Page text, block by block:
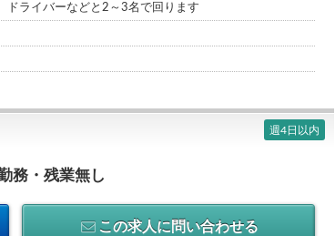
ドライバーなどと2～3名で回ります
週4日以内
務・残業無し
この求人に問い合わせる